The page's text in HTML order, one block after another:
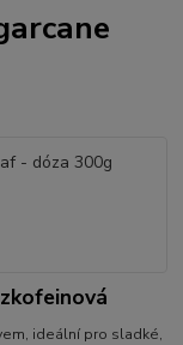
ideální pro sladké,